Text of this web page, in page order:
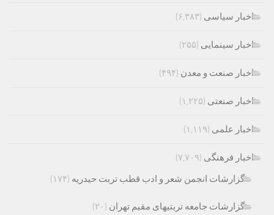
اخبار سیاسی (۶,۳۸۳)
اخبار سینمایی (۲۵۵)
اخبار صنعت و معدن (۴۹۴)
اخبار صنعتی (۱,۲۲۵)
اخبار علمی (۱,۱۱۹)
اخبار فرهنگی (۷,۷۰۹)
گزارشات انجمن شعر و ادب قطب تربت حیدریه (۱۷۴)
گزارشات جامعه تربتیهای مقیم تهران (۲۰)